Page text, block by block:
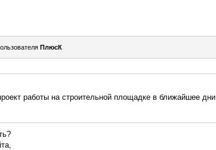
ПлюсК
работы на строительной площадке в ближайшее дни